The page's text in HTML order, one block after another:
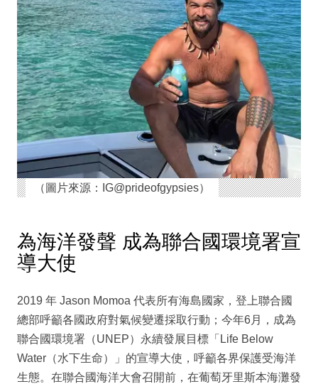
（圖片來源：IG@prideofgypsies）
為海洋發聲 成為聯合國環境署宣
導大使
2019 年 Jason Momoa 代表所有海島國家，登上聯合國
總部呼籲各國政府對氣候變遷採取行動；今年6月，成為
聯合國環境署（UNEP）永續發展目標「Life Below
Water（水下生命）」的宣導大使，呼籲各界保護受海洋
生態。在聯合國海洋大會召開前，在葡萄牙里斯本海灘發